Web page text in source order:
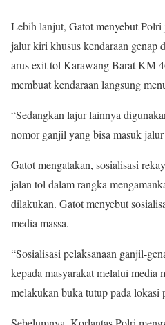
Lebih lanjut, Gatot menyebut
jalur kiri khusus kendaraan genap
arus exit tol Karawang Barat KM
membuat kendaraan langsung
“Sedangkan lajur lainnya
nomor ganjil yang bisa masuk
Gatot mengatakan, sosialisasi
jalan tol dalam rangka
dilakukan. Gatot menyebut
media massa.
“Sosialisasi pelaksanaan ganjil-
kepada masyarakat melalui media
melakukan buka tutup pada lokasi